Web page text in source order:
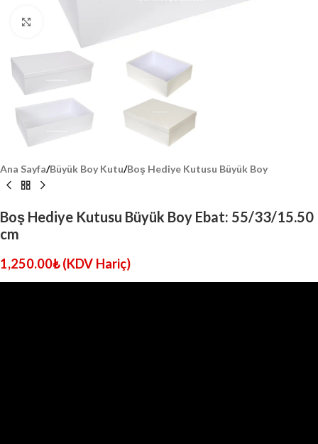
Click to enlarge
Ana Sayfa/Büyük Boy Kutu/Boş Hediye Kutusu Büyük Boy
Boş Hediye Kutusu Büyük Boy Ebat: 55/33/15.50
cm
1,250.00₺ (KDV Hariç)